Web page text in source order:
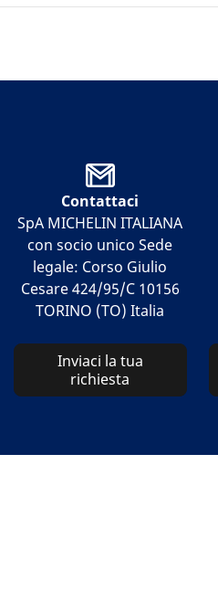
Contattaci
SpA MICHELIN ITALIANA
con socio unico Sede
legale: Corso Giulio
Cesare 424/95/C 10156
TORINO (TO) Italia
Inviaci la tua
richiesta